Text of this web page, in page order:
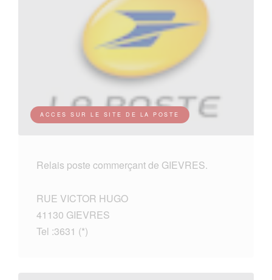
ACCES SUR LE SITE DE LA POSTE
Relais poste commerçant de GIEVRES.
RUE VICTOR HUGO
41130 GIEVRES
Tel :3631 (*)